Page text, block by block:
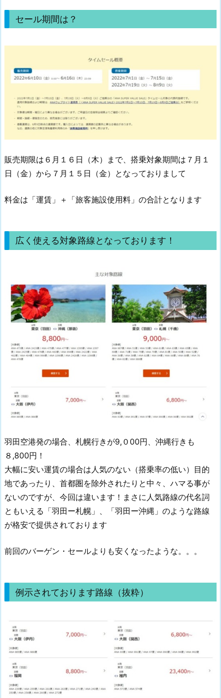
セール期間は？
販売期限は６月１６日（木）まで、搭乗対象期間は７月１
日（金）から７月１５日（金）となっておりまして
料金は「運賃」＋「旅客施設使用料」の合計となります
広く使える対象路線となっております！
羽田空港発の場合、札幌行きが9,０00円、沖縄行きも
８,800円！
大幅に安い運賃の場合は人気のない（搭乗率の低い）目的
地であったり、首都圏を除外されたりと中々、ハマる事が
ないのですが、今回は違います！まさに人気路線の代名詞
ともいえる「羽田ー札幌」、「羽田ー沖縄」のような路線
が格安で提供されております
前回のバーゲン・セールよりも安くなったような。。。
例示されております路線（抜粋）